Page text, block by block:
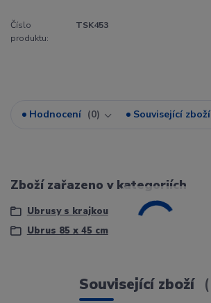
Číslo
produktu:
TSK453
Hodnocení 0 Související zboží
Zboží zařazeno v kategoriích
Ubrusy s krajkou
Ubrus 85 x 45 cm
Související zboží